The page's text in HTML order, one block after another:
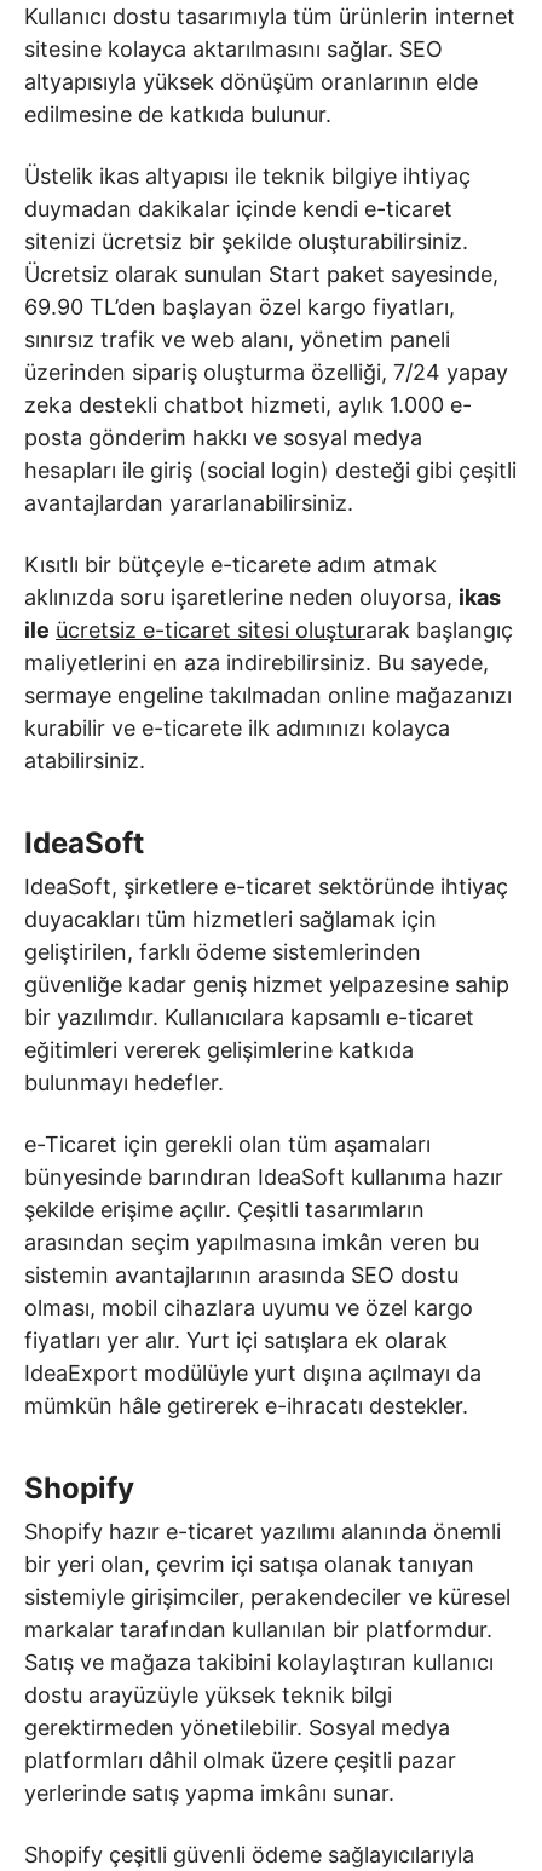
Kullanıcı dostu tasarımıyla tüm ürünlerin internet
sitesine kolayca aktarılmasını sağlar. SEO
altyapısıyla yüksek dönüşüm oranlarının elde
edilmesine de katkıda bulunur.
Üstelik ikas altyapısı ile teknik bilgiye ihtiyaç
duymadan dakikalar içinde kendi e-ticaret
sitenizi ücretsiz bir şekilde oluşturabilirsiniz.
Ücretsiz olarak sunulan Start paket sayesinde,
69.90 TL’den başlayan özel kargo fiyatları,
sınırsız trafik ve web alanı, yönetim paneli
üzerinden sipariş oluşturma özelliği, 7/24 yapay
zeka destekli chatbot hizmeti, aylık 1.000 e-
posta gönderim hakkı ve sosyal medya
hesapları ile giriş (social login) desteği gibi çeşitli
avantajlardan yararlanabilirsiniz.
Kısıtlı bir bütçeyle e-ticarete adım atmak
aklınızda soru işaretlerine neden oluyorsa, ikas
ile ücretsiz e-ticaret sitesi oluşturarak başlangıç
maliyetlerini en aza indirebilirsiniz. Bu sayede,
sermaye engeline takılmadan online mağazanızı
kurabilir ve e-ticarete ilk adımınızı kolayca
atabilirsiniz.
IdeaSoft
IdeaSoft, şirketlere e-ticaret sektöründe ihtiyaç
duyacakları tüm hizmetleri sağlamak için
geliştirilen, farklı ödeme sistemlerinden
güvenliğe kadar geniş hizmet yelpazesine sahip
bir yazılımdır. Kullanıcılara kapsamlı e-ticaret
eğitimleri vererek gelişimlerine katkıda
bulunmayı hedefler.
e-Ticaret için gerekli olan tüm aşamaları
bünyesinde barındıran IdeaSoft kullanıma hazır
şekilde erişime açılır. Çeşitli tasarımların
arasından seçim yapılmasına imkân veren bu
sistemin avantajlarının arasında SEO dostu
olması, mobil cihazlara uyumu ve özel kargo
fiyatları yer alır. Yurt içi satışlara ek olarak
IdeaExport modülüyle yurt dışına açılmayı da
mümkün hâle getirerek e-ihracatı destekler.
Shopify
Shopify hazır e-ticaret yazılımı alanında önemli
bir yeri olan, çevrim içi satışa olanak tanıyan
sistemiyle girişimciler, perakendeciler ve küresel
markalar tarafından kullanılan bir platformdur.
Satış ve mağaza takibini kolaylaştıran kullanıcı
dostu arayüzüyle yüksek teknik bilgi
gerektirmeden yönetilebilir. Sosyal medya
platformları dâhil olmak üzere çeşitli pazar
yerlerinde satış yapma imkânı sunar.
Shopify çeşitli güvenli ödeme sağlayıcılarıyla